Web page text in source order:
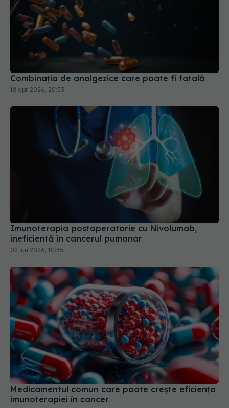
Combinația de analgezice care poate fi fatală
18 apr 2026, 20:53
Imunoterapia postoperatorie cu Nivolumab,
ineficientă în cancerul pumonar
02 iun 2026, 10:36
Medicamentul comun care poate crește eficiența
imunoterapiei în cancer